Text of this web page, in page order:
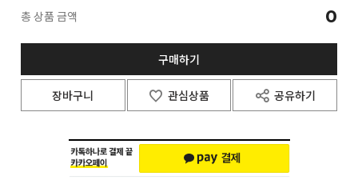
총 상품 금액 0
구매하기
장바구니 관심상품 공유하기